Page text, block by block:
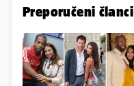
Preporučeni članci